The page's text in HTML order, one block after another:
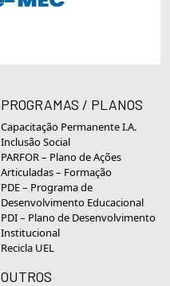
PROGRAMAS / PLANOS
Capacitação Permanente I.A.
Inclusão Social
PARFOR – Plano de Ações
Articuladas – Formação
PDE – Programa de
Desenvolvimento Educacional
PDI – Plano de Desenvolvimento
Institucional
Recicla UEL
OUTROS